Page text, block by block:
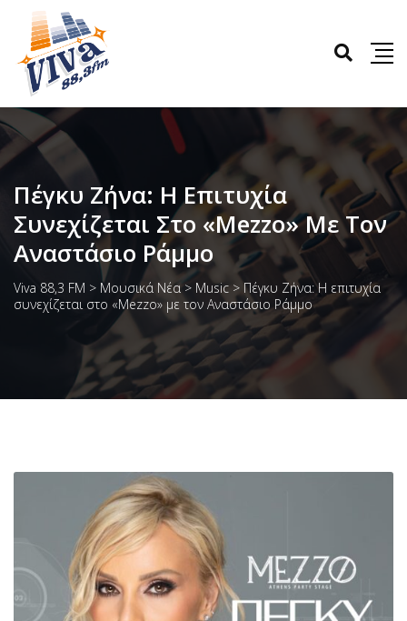
Πέγκυ Ζήνα: Η Επιτυχία
Συνεχίζεται Στο «Mezzo» Με Τον
Αναστάσιο Ράμμο
Viva 88,3 FM > Μουσικά Νέα > Music > Πέγκυ Ζήνα: Η επιτυχία
συνεχίζεται στο «Mezzo» με τον Αναστάσιο Ράμμο